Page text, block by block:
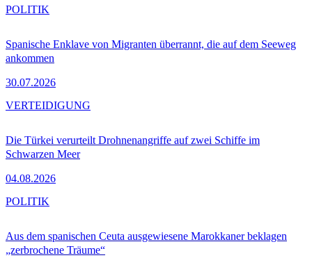
Spanische Enklave von Migranten überrannt, die auf dem Seeweg
ankommen
30.07.2026
POLITIK
Die Türkei verurteilt Drohnenangriffe auf zwei Schiffe im
Schwarzen Meer
04.08.2026
VERTEIDIGUNG
Aus dem spanischen Ceuta ausgewiesene Marokkaner beklagen
„zerbrochene Träume“
POLITIK